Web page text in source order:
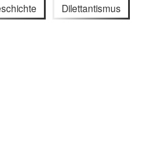
Dilettantismus